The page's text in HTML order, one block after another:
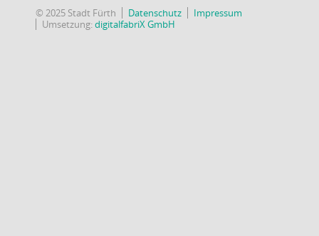
© 2025 Stadt Fürth Datenschutz
Impressum
Umsetzung:digitalfabriX GmbH